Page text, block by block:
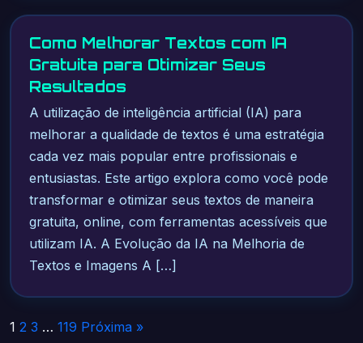
Como Melhorar Textos com IA
Gratuita para Otimizar Seus
Resultados
A utilização de inteligência artificial (IA) para
melhorar a qualidade de textos é uma estratégia
cada vez mais popular entre profissionais e
entusiastas. Este artigo explora como você pode
transformar e otimizar seus textos de maneira
gratuita, online, com ferramentas acessíveis que
utilizam IA. A Evolução da IA na Melhoria de
Textos e Imagens A […]
Paginação
1 2 3 … 119 Próxima »